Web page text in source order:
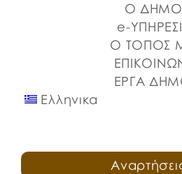
Ο
e-
Ο ΤΟΠΟΣ
ΕΡΓΑ
Ελληνικα